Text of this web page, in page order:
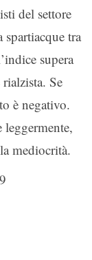
del settore
tra
supera
Se
è negativo.
leggermente,
mediocrità.